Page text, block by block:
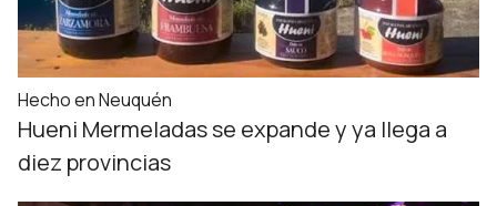
Hecho en Neuquén
Hueni Mermeladas se expande y ya llega a
diez provincias